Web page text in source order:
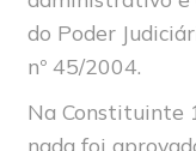
do Poder
nº 45/2004.
Na Constituinte
nada foi